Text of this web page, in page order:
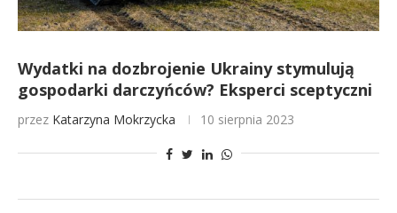
Wydatki na dozbrojenie Ukrainy stymulują
gospodarki darczyńców? Eksperci sceptyczni
przez Katarzyna Mokrzycka 10 sierpnia 2023